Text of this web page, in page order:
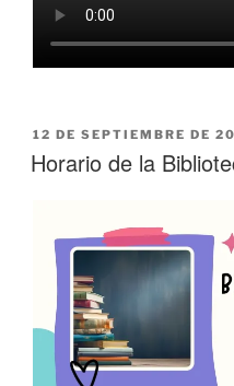
12 DE SEPTIEMBRE DE
Horario de la